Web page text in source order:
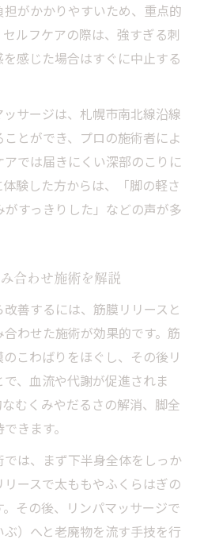
がかかりやすいため、重点的
ルフケアの際は、強すぎる刺
感じた場合はすぐに中止する
サージは、札幌市南北線沿線
とができ、プロの施術者によ
では届きにくい深部のこりに
験した方からは、「脚の軽さ
すっきりした」などの声が多
合わせ施術を解説
善するには、筋膜リリースと
わせた施術が効果的です。筋
こわばりをほぐし、その後リ
、血流や代謝が促進されま
むくみやだるさの解消、脚全
きます。
は、まず下半身全体をしっか
ースで太ももやふくらはぎの
その後、リンパマッサージで
）へと老廃物を流す手技を行